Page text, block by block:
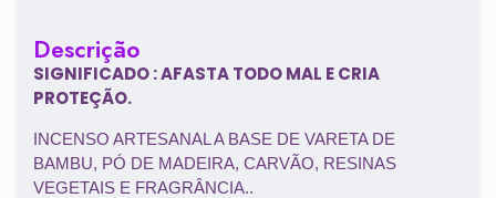
Descrição
SIGNIFICADO : AFASTA TODO MAL E CRIA
PROTEÇÃO.
INCENSO ARTESANAL A BASE DE VARETA DE
BAMBU, PÓ DE MADEIRA, CARVÃO, RESINAS
VEGETAIS E FRAGRÂNCIA..